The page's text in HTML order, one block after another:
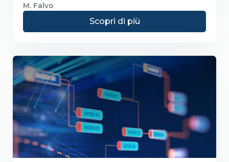
Società Digitale
M. Falvo
Scopri di più